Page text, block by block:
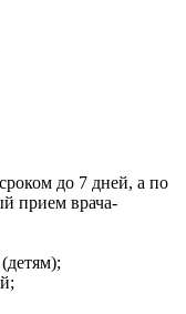
до 7 дней, а по
прием врача-